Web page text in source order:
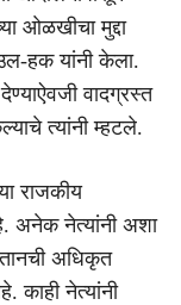
ओळखीचा मुद्दा
हक यांनी केला.
वादग्रस्त
त्यांनी म्हटले.
राजकीय
अनेक नेत्यांनी अशा
अधिकृत
नेत्यांनी